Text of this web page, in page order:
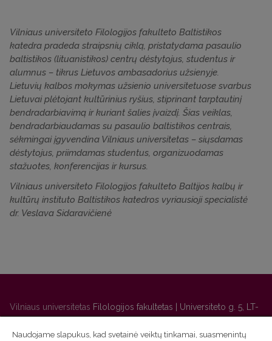
Vilniaus universiteto Filologijos fakulteto Baltistikos
katedra pradeda straipsnių ciklą, pristatydama pasaulio
baltistikos (lituanistikos) centrų dėstytojus, studentus ir
alumnus – tikrus Lietuvos ambasadorius užsienyje.
Lietuvių kalbos mokymas užsienio universitetuose svarbus
Lietuvai plėtojant kultūrinius ryšius, stiprinant tarptautinį
bendradarbiavimą ir kuriant šalies įvaizdį. Šias veiklas,
bendradarbiaudamas su pasaulio baltistikos centrais,
sėkmingai įgyvendina Vilniaus universitetas – siųsdamas
dėstytojus, priimdamas studentus, organizuodamas
stažuotes, konferencijas ir kursus.
Vilniaus universiteto Filologijos fakulteto Baltijos kalbų ir
kultūrų instituto Baltistikos katedros vyriausioji specialistė
dr. Veslava Sidaravičienė
Vilniaus universitetas Filologijos fakultetas | Universiteto g. 5, LT-
01131 Vilnius
Studijų skyriaus(studijų ir tvarkaraščio klausimai) tel. (0 5) 268
Naudojame slapukus, kad svetainė veiktų tinkamai, suasmenintų